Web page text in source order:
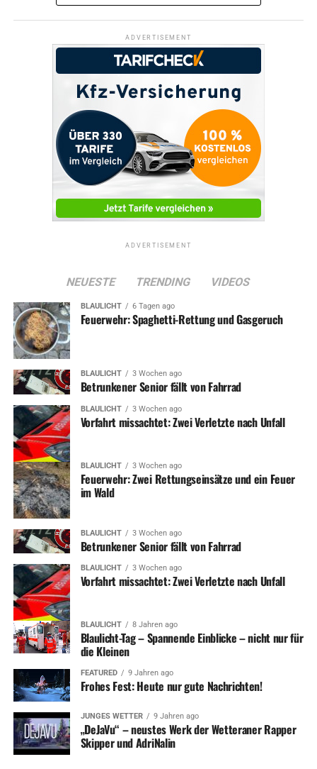
ADVERTISEMENT
ADVERTISEMENT
NEUESTE TRENDING VIDEOS
BLAULICHT 6 Tagen ago
Feuerwehr: Spaghetti-Rettung und Gasgeruch
BLAULICHT 3 Wochen ago
Betrunkener Senior fällt von Fahrrad
BLAULICHT 3 Wochen ago
Vorfahrt missachtet: Zwei Verletzte nach Unfall
BLAULICHT 3 Wochen ago
Feuerwehr: Zwei Rettungseinsätze und ein Feuer
im Wald
BLAULICHT 3 Wochen ago
Betrunkener Senior fällt von Fahrrad
BLAULICHT 3 Wochen ago
Vorfahrt missachtet: Zwei Verletzte nach Unfall
BLAULICHT 8 Jahren ago
Blaulicht-Tag – Spannende Einblicke – nicht nur für
die Kleinen
FEATURED 9 Jahren ago
Frohes Fest: Heute nur gute Nachrichten!
JUNGES WETTER 9 Jahren ago
„DeJaVu“ – neustes Werk der Wetteraner Rapper
Skipper und AdriNalin